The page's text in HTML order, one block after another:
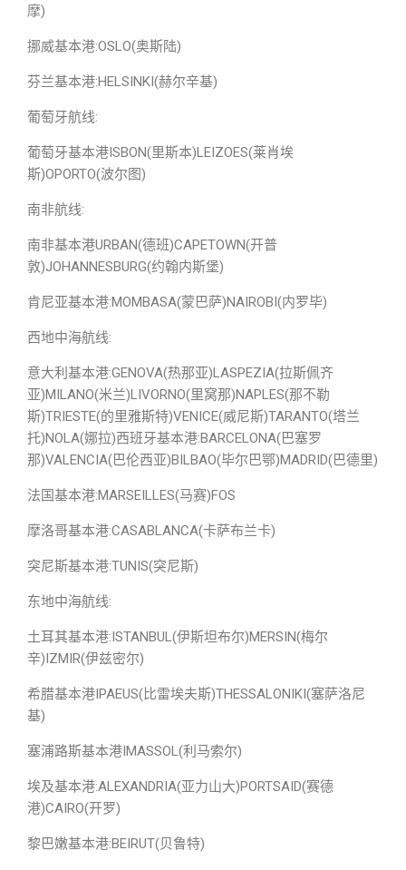
摩)
挪威基本港:OSLO(奥斯陆)
芬兰基本港:HELSINKI(赫尔辛基)
葡萄牙航线:
葡萄牙基本港ISBON(里斯本)LEIZOES(莱肖埃
斯)OPORTO(波尔图)
南非航线:
南非基本港URBAN(德班)CAPETOWN(开普
敦)JOHANNESBURG(约翰内斯堡)
肯尼亚基本港:MOMBASA(蒙巴萨)NAIROBI(内罗毕)
西地中海航线:
意大利基本港:GENOVA(热那亚)LASPEZIA(拉斯佩齐
亚)MILANO(米兰)LIVORNO(里窝那)NAPLES(那不勒
斯)TRIESTE(的里雅斯特)VENICE(威尼斯)TARANTO(塔兰
托)NOLA(娜拉)西班牙基本港:BARCELONA(巴塞罗
那)VALENCIA(巴伦西亚)BILBAO(毕尔巴鄂)MADRID(巴德里)
法国基本港:MARSEILLES(马赛)FOS
摩洛哥基本港:CASABLANCA(卡萨布兰卡)
突尼斯基本港:TUNIS(突尼斯)
东地中海航线:
土耳其基本港:ISTANBUL(伊斯坦布尔)MERSIN(梅尔
辛)IZMIR(伊兹密尔)
希腊基本港IPAEUS(比雷埃夫斯)THESSALONIKI(塞萨洛尼
基)
塞浦路斯基本港IMASSOL(利马索尔)
埃及基本港:ALEXANDRIA(亚力山大)PORTSAID(赛德
港)CAIRO(开罗)
黎巴嫩基本港:BEIRUT(贝鲁特)